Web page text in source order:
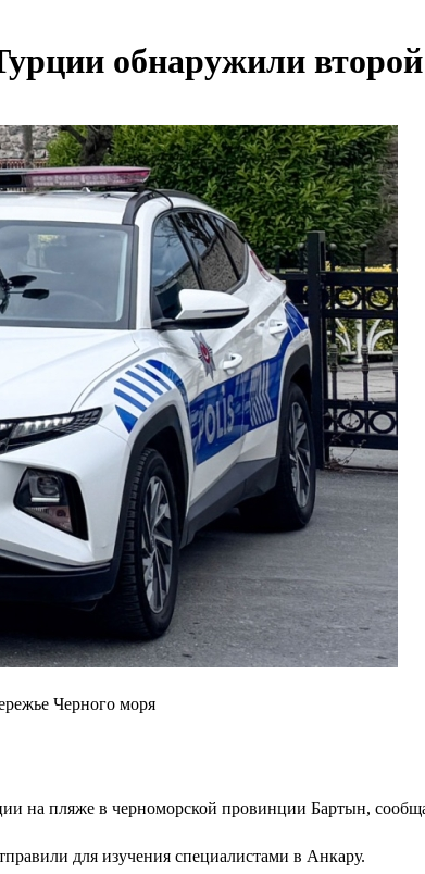
обнаружили
Черного моря
на пляже в черноморской провинции Бартын,
для изучения специалистами в Анкару.